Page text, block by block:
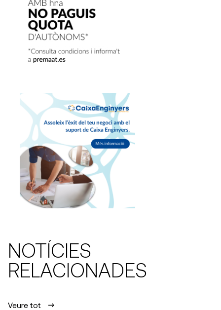
NOTÍCIES
RELACIONADES
Veure tot